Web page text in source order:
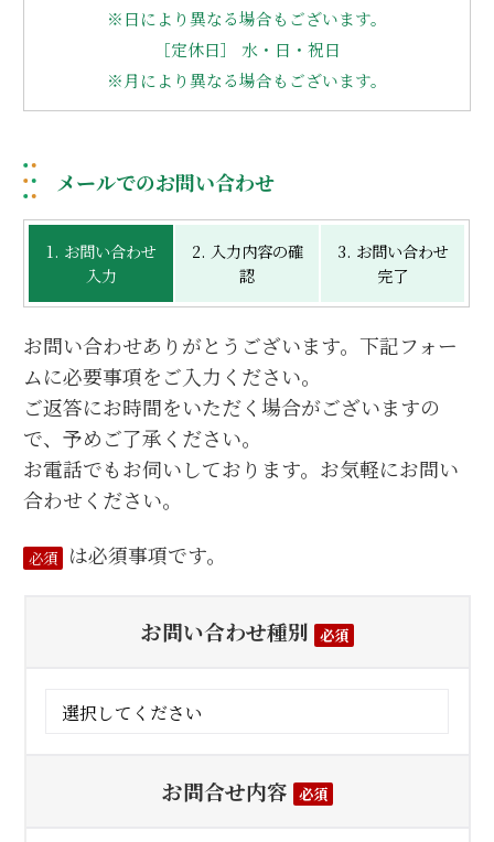
※日により異なる場合もございます。
［定休日］ 水・日・祝日
※月により異なる場合もございます。
メールでのお問い合わせ
1. お問い合わせ
入力
2. 入力内容の確
認
3. お問い合わせ
完了
お問い合わせありがとうございます。下記フォー
ムに必要事項をご入力ください。
ご返答にお時間をいただく場合がございますの
で、予めご了承ください。
お電話でもお伺いしております。お気軽にお問い
合わせください。
必須 は必須事項です。
お問い合わせ種別 必須
お問合せ内容 必須